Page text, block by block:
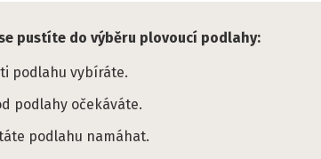
pustíte do výběru plovoucí podlahy:
podlahu vybíráte.
podlahy očekáváte.
podlahu namáhat.